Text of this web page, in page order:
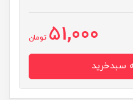
51,000 تومان